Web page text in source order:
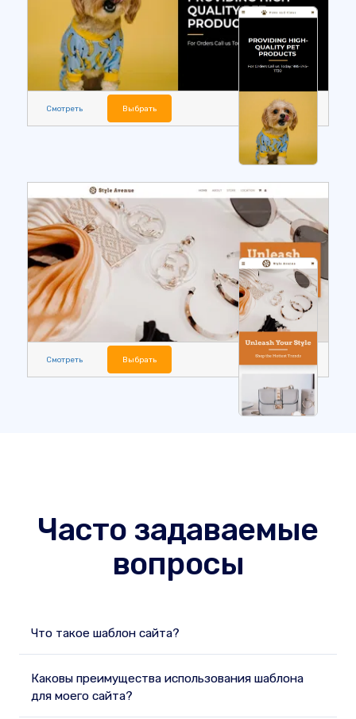
Смотреть Выбрать
Смотреть Выбрать
Часто задаваемые
вопросы
Что такое шаблон сайта?
Каковы преимущества использования шаблона
для моего сайта?